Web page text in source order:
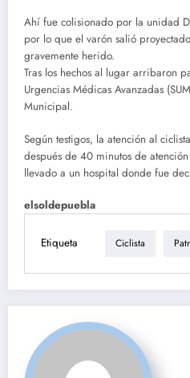
Ahí fue colisionado por la unidad
por lo que el varón salió
gravemente herido.
Tras los hechos al lugar arribaron
Urgencias Médicas Avanzadas
Municipal.
Según testigos, la atención al
después de 40 minutos de
llevado a un hospital donde fue
elsoldepuebla
Etiqueta Ciclista